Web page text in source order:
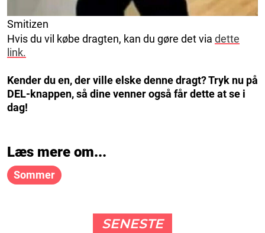
Smitizen
Hvis du vil købe dragten, kan du gøre det via dette
link.
Kender du en, der ville elske denne dragt? Tryk nu på
DEL-knappen, så dine venner også får dette at se i
dag!
Læs mere om...
Sommer
SENESTE